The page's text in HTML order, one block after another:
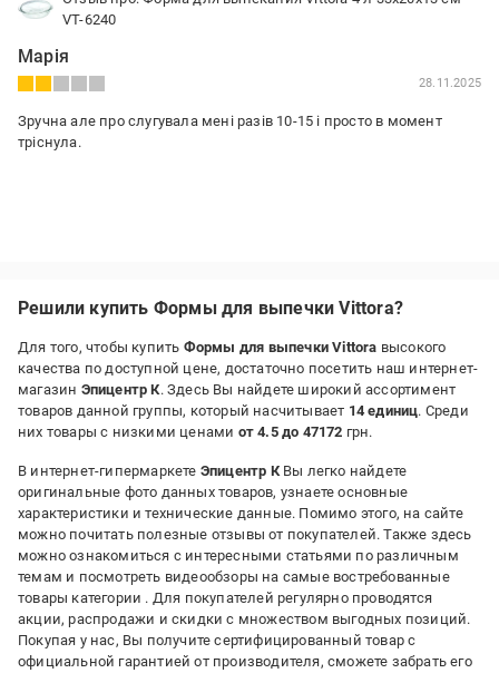
VT-6240
Марія
28.11.2025
Зручна але про слугувала мені разів 10-15 і просто в момент
тріснула.
Решили купить Формы для выпечки Vittora?
Для того, чтобы купить Формы для выпечки Vittora высокого
качества по доступной цене, достаточно посетить наш интернет-
магазин Эпицентр К. Здесь Вы найдете широкий ассортимент
товаров данной группы, который насчитывает 14 единиц. Среди
них товары с низкими ценами от 4.5 до 47172 грн.
В интернет-гипермаркете Эпицентр КВы легко найдете
оригинальные фото данных товаров, узнаете основные
характеристики и технические данные. Помимо этого, на сайте
можно почитать полезные отзывы от покупателей. Также здесь
можно ознакомиться с интересными статьями по различным
темам и посмотреть видеообзоры на самые востребованные
товары категории . Для покупателей регулярно проводятся
акции, распродажи и скидки с множеством выгодных позиций.
Покупая у нас, Вы получите сертифицированный товар с
официальной гарантией от производителя, сможете забрать его